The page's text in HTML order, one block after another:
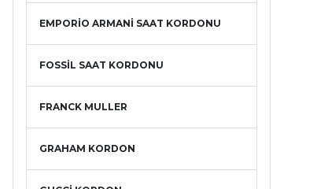
EMPORİO ARMANİ SAAT KORDONU
FOSSİL SAAT KORDONU
FRANCK MULLER
GRAHAM KORDON